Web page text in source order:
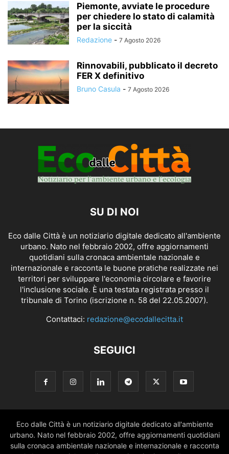
Piemonte, avviate le procedure
per chiedere lo stato di calamità
per la siccità
Redazione - 7 Agosto 2026
Rinnovabili, pubblicato il decreto
FER X definitivo
Bruno Casula - 7 Agosto 2026
SU DI NOI
Eco dalle Città è un notiziario digitale dedicato all'ambiente
urbano. Nato nel febbraio 2002, offre aggiornamenti
quotidiani sulla cronaca ambientale nazionale e
internazionale e racconta le buone pratiche realizzate nei
territori per sviluppare l'economia circolare e favorire
l'inclusione sociale. È una testata registrata presso il
tribunale di Torino (iscrizione n. 58 del 22.05.2007).
Contattaci: redazione@ecodallecitta.it
SEGUICI
Eco dalle Città è un notiziario digitale dedicato all'ambiente
urbano. Nato nel febbraio 2002, offre aggiornamenti quotidiani
sulla cronaca ambientale nazionale e internazionale e racconta